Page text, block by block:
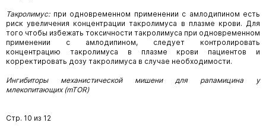
Такролимус: при одновременном применении с амлодипином есть
риск увеличения концентрации такролимуса в плазме крови. Для
того чтобы избежать токсичности такролимуса при одновременном
применении с амлодипином, следует контролировать
концентрацию такролимуса в плазме крови пациентов и
корректировать дозу такролимуса в случае необходимости.
Ингибиторы механистической мишени для рапамицина у
млекопитающих (mTOR)
Стр. 10 из 12